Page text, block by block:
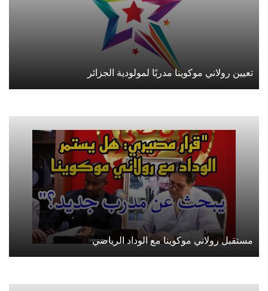
تعيين رولاني موكوينا مدربًا لمولودية الجزائر
مستقبل رولاني موكوينا مع الوداد الرياضي